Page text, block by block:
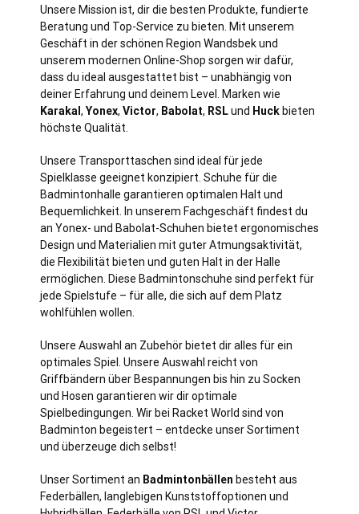
Unsere Mission ist, dir die besten Produkte, fundierte
Beratung und Top-Service zu bieten. Mit unserem
Geschäft in der schönen Region Wandsbek und
unserem modernen Online-Shop sorgen wir dafür,
dass du ideal ausgestattet bist – unabhängig von
deiner Erfahrung und deinem Level. Marken wie
Karakal , Yonex, Victor, Babolat, RSLund Huck bieten
höchste Qualität.
Unsere Transporttaschen sind ideal für jede
Spielklasse geeignet konzipiert. Schuhe für die
Badmintonhalle garantieren optimalen Halt und
Bequemlichkeit. In unserem Fachgeschäft findest du
an Yonex- und Babolat-Schuhen bietet ergonomisches
Design und Materialien mit guter Atmungsaktivität,
die Flexibilität bieten und guten Halt in der Halle
ermöglichen. Diese Badmintonschuhe sind perfekt für
jede Spielstufe – für alle, die sich auf dem Platz
wohlfühlen wollen.
Unsere Auswahl an Zubehör bietet dir alles für ein
optimales Spiel. Unsere Auswahl reicht von
Griffbändern über Bespannungen bis hin zu Socken
und Hosen garantieren wir dir optimale
Spielbedingungen. Wir bei Racket World sind von
Badminton begeistert – entdecke unser Sortiment
und überzeuge dich selbst!
Unser Sortiment an Badmintonbällen besteht aus
Federbällen, langlebigen Kunststoffoptionen und